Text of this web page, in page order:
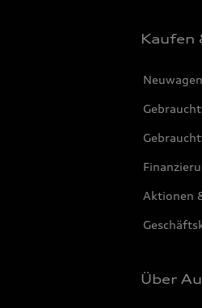
Kaufen
Aktionen
Über